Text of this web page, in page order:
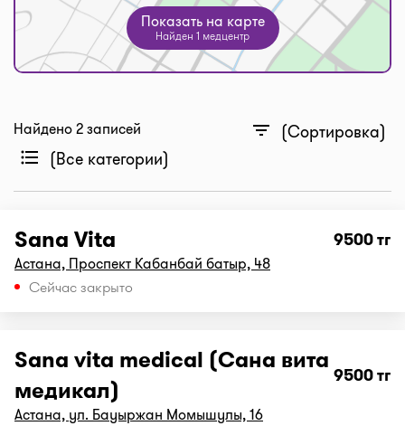
Показать на карте
Найден 1 медцентр
Найдено 2 записей filter_list (Сортировка)
format_list_bulleted (Все категории)
Sana Vita 9500 тг
Астана, ​Проспект Кабанбай батыр, 48
Сейчас закрыто
Sana vita medical (Сана вита
медикал)
9500 тг
Астана, ул. Бауыржан Момышулы, 16